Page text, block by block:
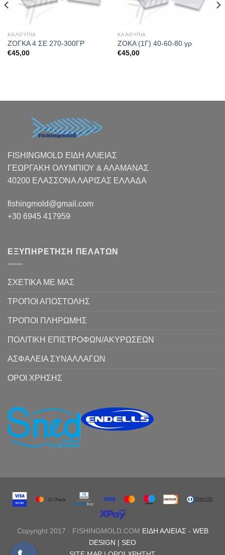
ΚΑΛΟΥΠΙΑ
ΖΟΓΚΑ 4 ΣΕ 270-300ΓΡ
€45,00
ΚΑΛΟΥΠΙΑ
ΖΟΚΑ (1Γ) 40-60-80 γρ
€45,00
FISHINGMOLD ΕΙΔΗ ΑΛΙΕΙΑΣ
ΓΕΩΡΓΑΚΗ ΟΛΥΜΠΙΟΥ & ΑΛΑΜΑΝΑΣ
40200 ΕΛΑΣΣΟΝΑ ΛΑΡΙΣΑΣ EΛΛΑΔΑ
fishingmold@gmail.com
+30 6945 417959
ΕΞΥΠΗΡΕΤΗΣΗ ΠΕΛΑΤΩΝ
ΣΧΕΤΙΚΑ ΜΕ ΜΑΣ
ΤΡΟΠΟΙ ΑΠΟΣΤΟΛΗΣ
ΤΡΟΠΟΙ ΠΛΗΡΩΜΗΣ
ΠΟΛΙΤΙΚΗ ΕΠΙΣΤΡΟΦΩΝ/ΑΚΥΡΩΣΕΩΝ
ΑΣΦΑΛΕΙΑ ΣΥΝΑΛΛΑΓΩΝ
ΟΡΟΙ ΧΡΗΣΗΣ
Copyright 2017 · FISHINGMOLD.COM ΕΙΔΗ ΑΛΙΕΙΑΣ - WEB
DESIGN | SEO